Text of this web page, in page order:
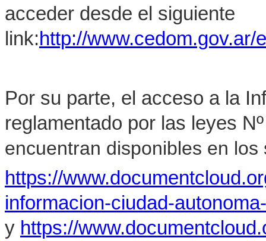
acceder desde el siguiente
link:http://
Por su parte, el acceso a la
reglamentado por las leyes
encuentran disponibles en los
https://
informacion-ciudad-
y https://